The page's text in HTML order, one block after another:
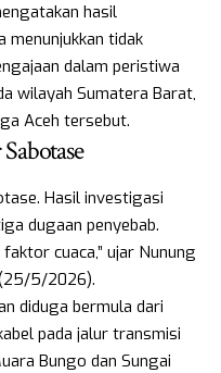
hasil
menunjukkan tidak
dalam peristiwa
wilayah Sumatera Barat,
Aceh tersebut.
Hasil investigasi
dugaan penyebab.
cuaca,” ujar Nunung
5/2026).
diduga bermula dari
pada jalur transmisi
Bungo dan Sungai